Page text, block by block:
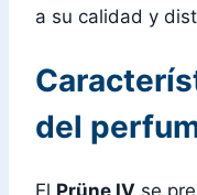
a su calidad y
del
El Prüne IV se